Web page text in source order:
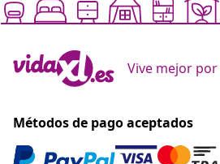
Vive mejor
Métodos de pago aceptados